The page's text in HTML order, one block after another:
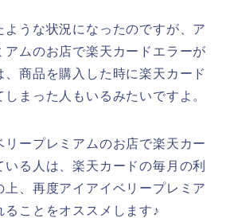
ような状況になったのですが、ア
アムのお店で楽天カードエラーが
商品を購入した時に楽天カード
まった人もいるみたいですよ。
リープレミアムのお店で楽天カー
いる人は、楽天カードの毎月の利
上、再度アイアイベリープレミア
ることをオススメします♪